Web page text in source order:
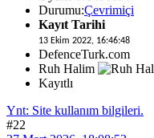
Durumu:Çevrimiçi
Kayıt Tarihi
13 Ekim 2022, 16:46:48
DefenceTurk.com
Ruh Halim
Kayıtlı
Ynt: Site kullanım bilgileri.
#22